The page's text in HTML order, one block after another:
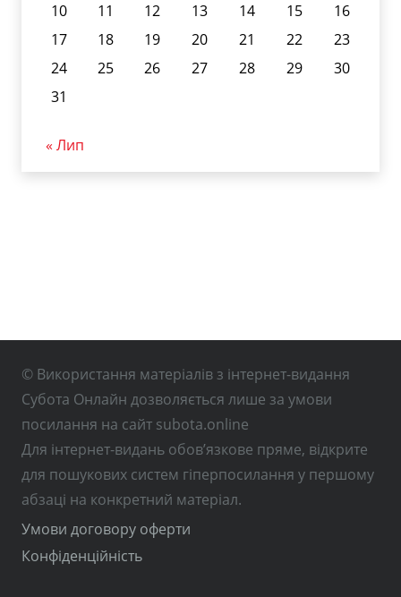
10
11 12 13 14 15
16
17
18 19 20 21 22
23
24
25 26 27 28 29
30
31
« Лип
© Використання матеріалів з інтернет-видання
Субота Онлайн дозволяється лише за умови
посилання на сайт subota.online
Для інтернет-видань обов’язкове пряме, відкрите
для пошукових систем гіперпосилання у першому
абзаці на конкретний матеріал.
Умови договору оферти
Конфіденційність